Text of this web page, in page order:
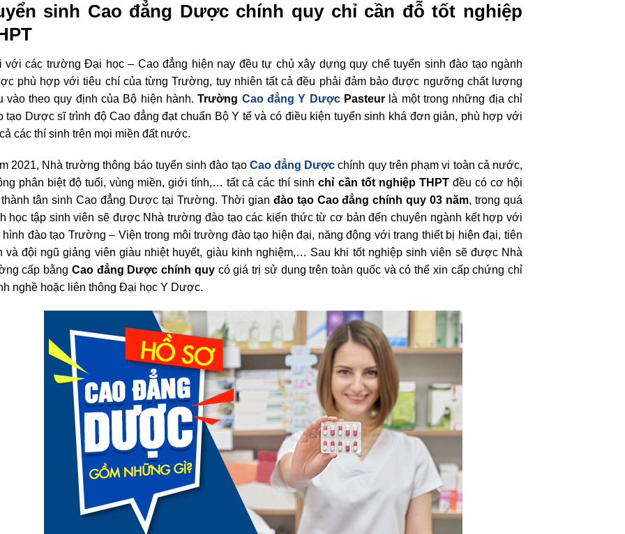
sinh Cao đẳng Dược chính quy chỉ cần đỗ tốt nghiệp
với các trường Đại học – Cao đẳng hiện nay đều tự chủ xây dựng quy chế tuyển sinh đào tạo ngành
phù hợp với tiêu chí của từng Trường, tuy nhiên tất cả đều phải đảm bảo được ngưỡng chất lượng
vào theo quy định của Bộ hiện hành.Trường Cao đẳng Y DượcPasteur là một trong những địa chỉ
tạo Dược sĩ trình độ Cao đẳng đạt chuẩn Bộ Y tế và có điều kiện tuyển sinh khá đơn giản, phù hợp với
các thí sinh trên mọi miền đất nước.
2021, Nhà trường thông báo tuyển sinh đào tạo Cao đẳng Dược chính quy trên phạm vi toàn cả nước,
phân biệt độ tuổi, vùng miền, giới tính,… tất cả các thí sinhchỉ cần tốt nghiệp THPTđều có cơ hội
tân sinh Cao đẳng Dược tại Trường. Thời gian đào tạo Cao đẳng chính quy 03 năm, trong quá
học tập sinh viên sẽ được Nhà trường đào tạo các kiến thức từ cơ bản đến chuyên ngành kết hợp với
hình đào tạo Trường – Viện trong môi trường đào tạo hiện đại, năng động với trang thiết bị hiện đại, tiên
và đội ngũ giảng viên giàu nhiệt huyết, giàu kinh nghiệm,… Sau khi tốt nghiệp sinh viên sẽ được Nhà
cấp bằng Cao đẳng Dược chính quycó giá trị sử dụng trên toàn quốc và có thể xin cấp chứng chỉ
nghề hoặc liên thông Đại học Y Dược.